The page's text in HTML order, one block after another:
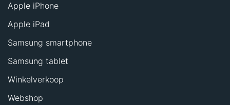
Apple iPhone
Apple iPad
Samsung smartphone
Samsung tablet
Winkelverkoop
Webshop